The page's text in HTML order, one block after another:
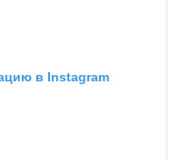
в Instagram